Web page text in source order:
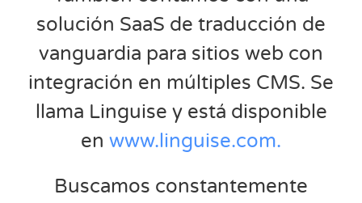
solución SaaS de traducción de
vanguardia para sitios web con
integración en múltiples CMS. Se
llama Linguise y está disponible
en www.linguise.com.
Buscamos constantemente